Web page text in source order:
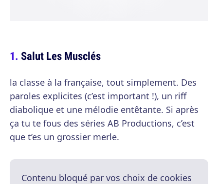
Salut Les Musclés
la classe à la française, tout simplement. Des
paroles explicites (c’est important !), un riff
diabolique et une mélodie entêtante. Si après
ça tu te fous des séries AB Productions, c’est
que t’es un grossier merle.
Contenu bloqué par vos choix de cookies